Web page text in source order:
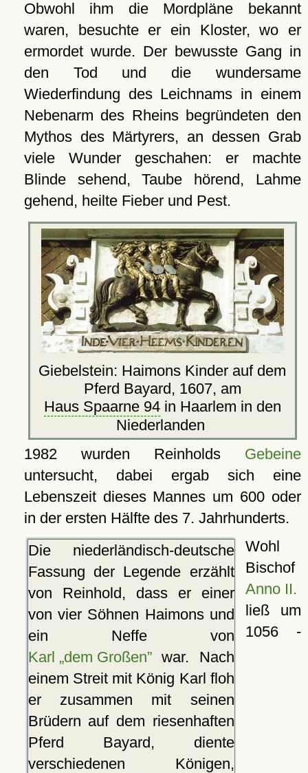
Obwohl ihm die Mordpläne bekannt
waren, besuchte er ein Kloster, wo er
ermordet wurde. Der bewusste Gang in
den Tod und die wundersame
Wiederfindung des Leichnams in einem
Nebenarm des Rheins begründeten den
Mythos des Märtyrers, an dessen Grab
viele Wunder geschahen: er machte
Blinde sehend, Taube hörend, Lahme
gehend, heilte Fieber und Pest.
Giebelstein: Haimons Kinder auf dem
Pferd Bayard, 1607, am
Haus Spaarne 94in Haarlem in den
Niederlanden
1982 wurden Reinholds Gebeine
untersucht, dabei ergab sich eine
Lebenszeit dieses Mannes um 600 oder
in der ersten Hälfte des 7. Jahrhunderts.
Die niederländisch-deutsche
Fassung der Legende erzählt
von Reinhold, dass er einer
von vier Söhnen Haimons und
ein Neffe von
Karl „dem Großen”war. Nach
einem Streit mit König Karl floh
er zusammen mit seinen
Brüdern auf dem riesenhaften
Pferd Bayard, diente
verschiedenen Königen,
Wohl
Bischof
Anno II.
ließ um
1056 -